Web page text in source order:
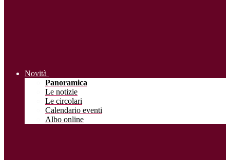
Novità
Panoramica
Le notizie
Le circolari
Calendario eventi
Albo online